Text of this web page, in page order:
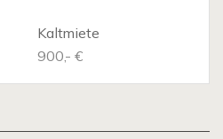
Kaltmiete
900,- €